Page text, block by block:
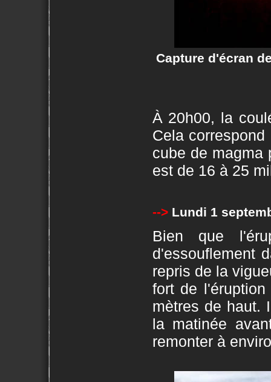
Capture d'écran
À 20h00, la
Cela
cube de magma
est de 16 à 25
-->Lundi 1
Bien que
d'essouflement
repris de la
fort de
mètres de haut.
la matinée
remonter à